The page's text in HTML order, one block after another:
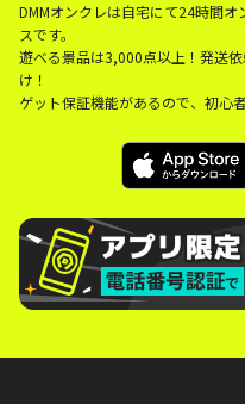
DMMオンクレは自宅にて24時間
スです。
遊べる景品は3,000点以上！発送
け！
ゲット保証機能があるので、初心